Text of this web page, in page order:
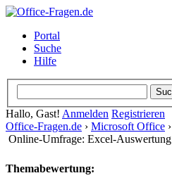
Portal
Suche
Hilfe
Hallo, Gast! Anmelden Registrieren
Office-Fragen.de › Microsoft Office ›
Online-Umfrage: Excel-Auswertung
Themabewertung: